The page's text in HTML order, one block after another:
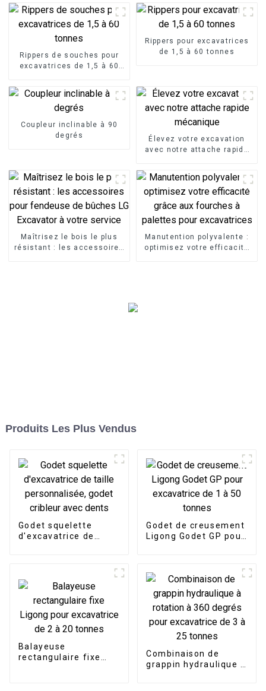
Rippers de souches pour
excavatrices de 1,5 à 60
Rippers pour excavatrices
de 1,5 à 60 tonnes
Coupleur inclinable à 90
degrés
Élevez votre excavation
avec notre attache rapide
Maîtrisez le bois le plus
résistant : les accessoires
Manutention polyvalente :
optimisez votre efficacité
Produits Les Plus Vendus
Godet squelette
d'excavatrice de
Godet de creusement
Ligong Godet GP pour
Balayeuse
rectangulaire fixe
Combinaison de
grappin hydraulique à